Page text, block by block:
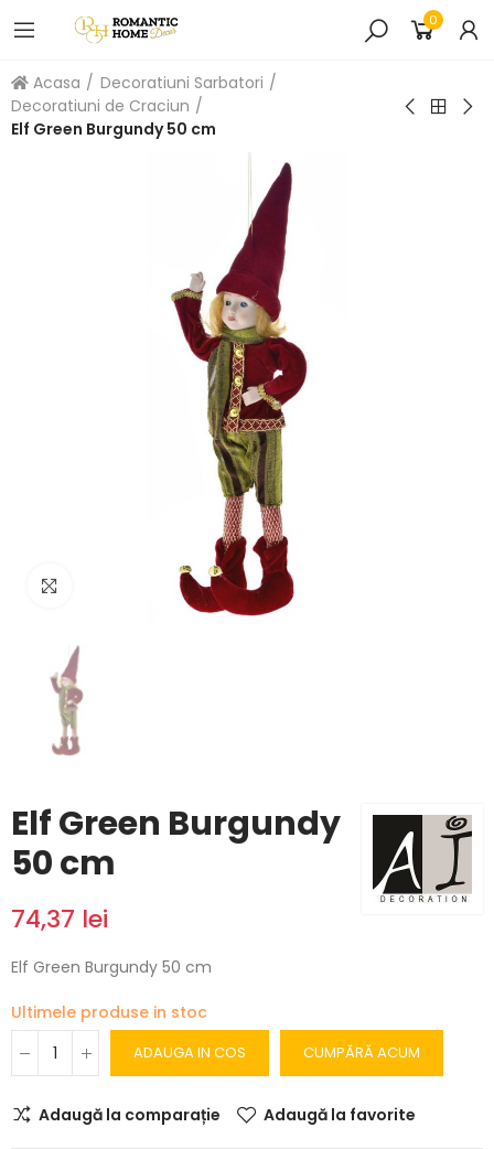
0
Acasa
Decoratiuni Sarbatori
Decoratiuni de Craciun
Elf Green Burgundy 50 cm
Click to enlarge
Elf Green Burgundy
50 cm
74,37 lei
Elf Green Burgundy 50 cm
Ultimele produse in stoc
ADAUGA IN COS CUMPĂRĂ ACUM
Adaugă la comparație Adaugă la favorite